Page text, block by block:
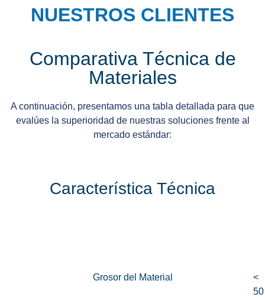
NUESTROS CLIENTES
Comparativa Técnica de
Materiales
A continuación, presentamos una tabla detallada para que
evalúes la superioridad de nuestras soluciones frente al
mercado estándar:
Característica Técnica
Grosor del Material
<
50